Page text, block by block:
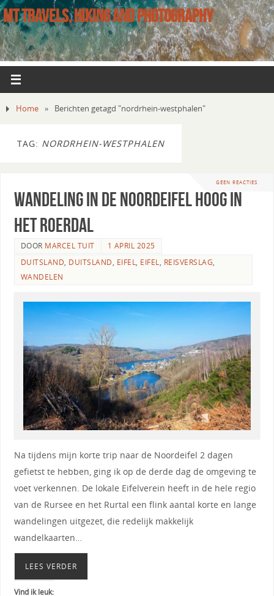
MT TRAVELS, HIKING AND PHOTOGRAPHY
Home » Berichten getagd "nordrhein-westphalen"
TAG: NORDRHEIN-WESTPHALEN
GEEN REACTIES
Wandeling in de Noordeifel hoog in
het Roerdal
DOOR MARCEL TUIT
1 APRIL 2025
DUITSLAND, DUITSLAND, EIFEL, EIFEL, REISVERSLAG,
WANDELEN
Na tijdens mijn korte trip naar de Noordeifel 2 dagen
gefietst te hebben, ging ik op de derde dag de omgeving te
voet verkennen. De lokale Eifelverein heeft in de hele regio
van de Rursee en het Rurtal een flink aantal korte en lange
wandelingen uitgezet, die redelijk makkelijk
wandelkaarten…
LEES VERDER
Vind ik leuk: